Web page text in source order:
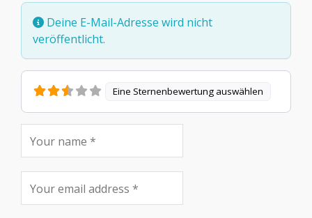
Deine E-Mail-Adresse wird nicht
veröffentlicht.
Eine Sternenbewertung auswählen